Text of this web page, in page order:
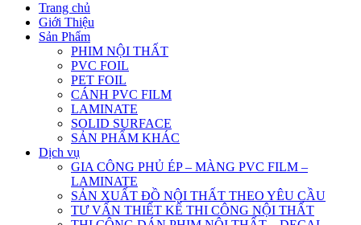
Trang chủ
Giới Thiệu
Sản Phẩm
PHIM NỘI THẤT
PVC FOIL
PET FOIL
CÁNH PVC FILM
LAMINATE
SOLID SURFACE
SẢN PHẨM KHÁC
Dịch vụ
GIA CÔNG PHỦ ÉP – MÀNG PVC FILM –
LAMINATE
SẢN XUẤT ĐỒ NỘI THẤT THEO YÊU CẦU
TƯ VẤN THIẾT KẾ THI CÔNG NỘI THẤT